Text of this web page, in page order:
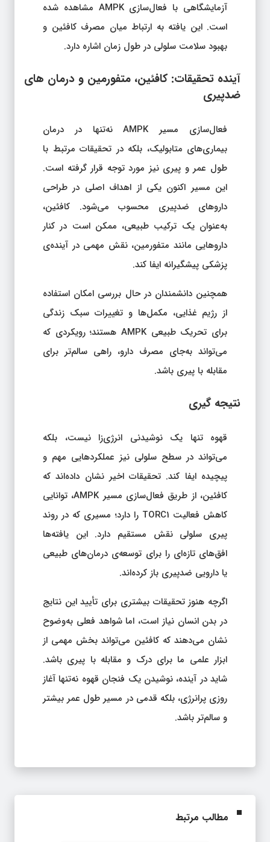
آزمایشگاهی با فعال‌سازی AMPK مشاهده شده
است. این یافته به ارتباط میان مصرف کافئین و
بهبود سلامت سلولی در طول زمان اشاره دارد.
آینده‌ تحقیقات: کافئین، متفورمین و درمان‌ های
ضدپیری
فعال‌سازی مسیر AMPK نه‌تنها در درمان
بیماری‌های متابولیک، بلکه در تحقیقات مرتبط با
طول عمر و پیری نیز مورد توجه قرار گرفته است.
این مسیر اکنون یکی از اهداف اصلی در طراحی
داروهای ضدپیری محسوب می‌شود. کافئین،
به‌عنوان یک ترکیب طبیعی، ممکن است در کنار
داروهایی مانند متفورمین، نقش مهمی در آینده‌ی
پزشکی پیشگیرانه ایفا کند.
همچنین دانشمندان در حال بررسی امکان استفاده
از رژیم غذایی، مکمل‌ها و تغییرات سبک زندگی
برای تحریک طبیعی AMPK هستند؛ رویکردی که
می‌تواند به‌جای مصرف دارو، راهی سالم‌تر برای
مقابله با پیری باشد.
نتیجه‌ گیری
قهوه تنها یک نوشیدنی انرژی‌زا نیست، بلکه
می‌تواند در سطح سلولی نیز عملکردهایی مهم و
پیچیده ایفا کند. تحقیقات اخیر نشان داده‌اند که
کافئین، از طریق فعال‌سازی مسیر AMPK، توانایی
کاهش فعالیت TORC1 را دارد؛ مسیری که در روند
پیری سلولی نقش مستقیم دارد. این یافته‌ها
افق‌های تازه‌ای را برای توسعه‌ی درمان‌های طبیعی
یا دارویی ضدپیری باز کرده‌اند.
اگرچه هنوز تحقیقات بیشتری برای تأیید این نتایج
در بدن انسان نیاز است، اما شواهد فعلی به‌وضوح
نشان می‌دهند که کافئین می‌تواند بخش مهمی از
ابزار علمی ما برای درک و مقابله با پیری باشد.
شاید در آینده، نوشیدن یک فنجان قهوه نه‌تنها آغاز
روزی پرانرژی، بلکه قدمی در مسیر طول عمر بیشتر
و سالم‌تر باشد.
مطالب مرتبط